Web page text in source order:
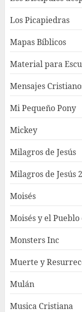
Los Picapiedras
Mapas Bíblicos
Material para
Mensajes
Mi Pequeño Pony
Mickey
Milagros de Jesús
Milagros de Jesús 2
Moisés
Moisés y el
Monsters Inc
Muerte y
Mulán
Musica Cristiana